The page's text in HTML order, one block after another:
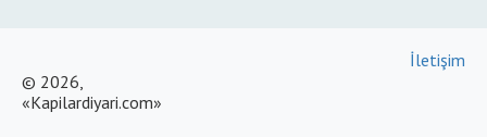
© 2026,
«Kapilardiyari.com»
İletişim